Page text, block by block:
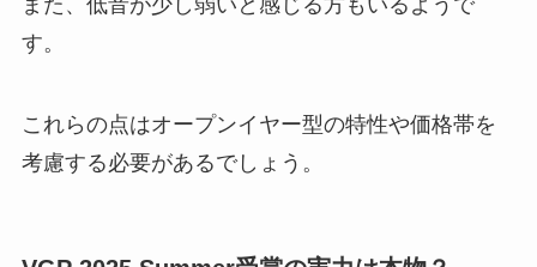
また、低音が少し弱いと感じる方もいるようで
す。
これらの点はオープンイヤー型の特性や価格帯を
考慮する必要があるでしょう。